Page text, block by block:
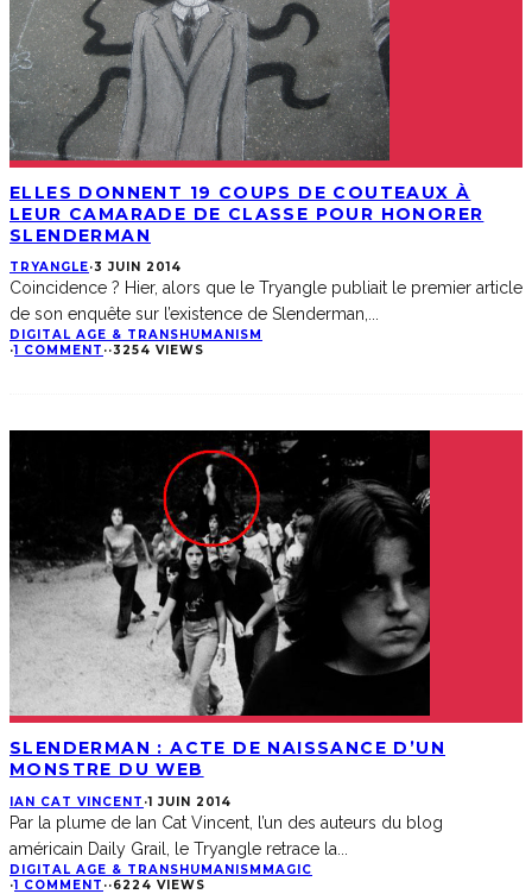
ELLES DONNENT 19 COUPS DE COUTEAUX À
LEUR CAMARADE DE CLASSE POUR HONORER
SLENDERMAN
TRYANGLE·3 JUIN 2014
Coincidence ? Hier, alors que le Tryangle publiait le premier article
de son enquête sur l’existence de Slenderman,...
DIGITAL AGE & TRANSHUMANISM
·1 COMMENT ··3254 VIEWS
SLENDERMAN : ACTE DE NAISSANCE D’UN
MONSTRE DU WEB
IAN CAT VINCENT ·1 JUIN 2014
Par la plume de Ian Cat Vincent, l’un des auteurs du blog
américain Daily Grail, le Tryangle retrace la
DIGITAL AGE & TRANSHUMANISM MAGIC
·1 COMMENT ··6224 VIEWS